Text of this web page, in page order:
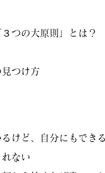
つの大原則」とは？
つけ方
けど、自分にもでき
ない